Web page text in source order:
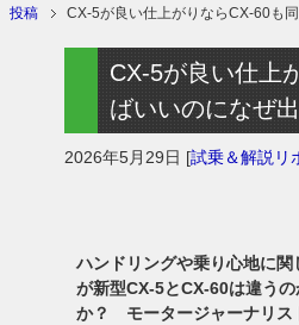
投稿 CX-5が良い仕上がりならCX-60も
CX-5が良い仕上
ばいいのになぜ
2026年5月29日 [試乗＆解説リ
ハンドリングや乗り心地に
が新型CX-5とCX-60は違う
か？ モータージャーナリス